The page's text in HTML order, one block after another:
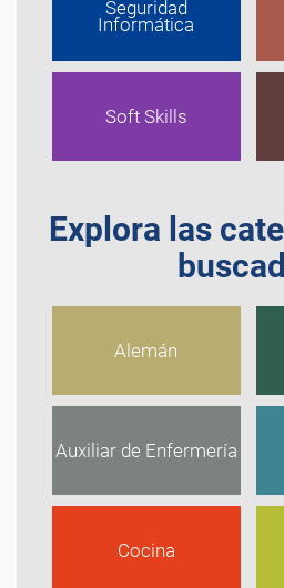
Seguridad
Informática
Soft Skills
Explora las
Alemán
Auxiliar de Enfermería
Cocina